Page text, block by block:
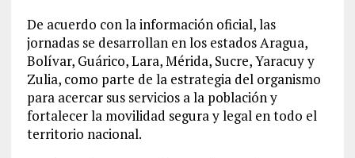
De acuerdo con la información oficial, las
jornadas se desarrollan en los estados Aragua,
Bolívar, Guárico, Lara, Mérida, Sucre, Yaracuy y
Zulia, como parte de la estrategia del organismo
para acercar sus servicios a la población y
fortalecer la movilidad segura y legal en todo el
territorio nacional.